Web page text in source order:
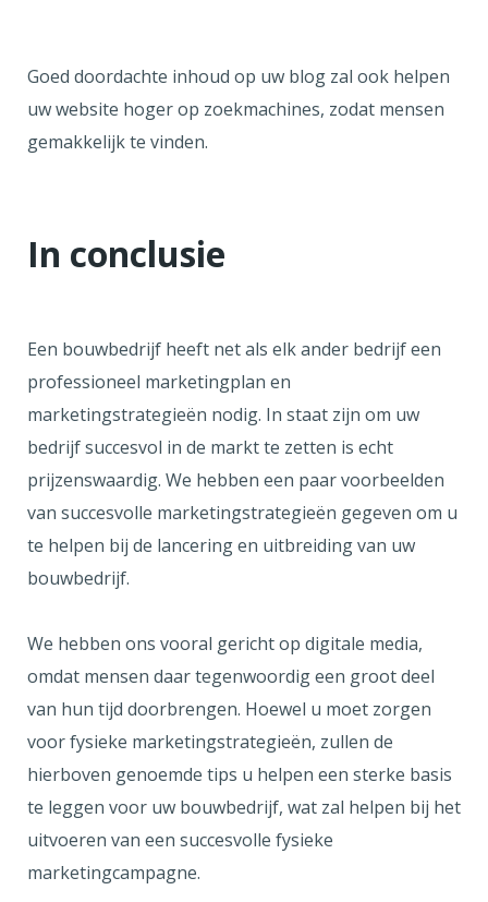
Goed doordachte inhoud op uw blog zal ook helpen
uw website hoger op zoekmachines, zodat mensen
gemakkelijk te vinden.
In conclusie
Een bouwbedrijf heeft net als elk ander bedrijf een
professioneel marketingplan en
marketingstrategieën nodig. In staat zijn om uw
bedrijf succesvol in de markt te zetten is echt
prijzenswaardig. We hebben een paar voorbeelden
van succesvolle marketingstrategieën gegeven om u
te helpen bij de lancering en uitbreiding van uw
bouwbedrijf.
We hebben ons vooral gericht op digitale media,
omdat mensen daar tegenwoordig een groot deel
van hun tijd doorbrengen. Hoewel u moet zorgen
voor fysieke marketingstrategieën, zullen de
hierboven genoemde tips u helpen een sterke basis
te leggen voor uw bouwbedrijf, wat zal helpen bij het
uitvoeren van een succesvolle fysieke
marketingcampagne.